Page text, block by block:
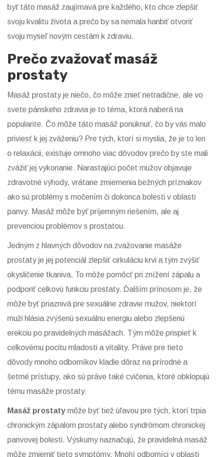
byť táto masáž zaujímavá pre každého, kto chce zlepšiť
svoju kvalitu života a prečo by sa nemala hanbiť otvoriť
svoju myseľ novým cestám k zdraviu.
Prečo zvažovať masáž
prostaty
Masáž prostaty je niečo, čo môže znieť netradične, ale vo
svete pánskeho zdravia je to téma, ktorá naberá na
popularite. Čo môže táto masáž ponúknuť, čo by vás malo
priviesť k jej zváženiu? Pre tých, ktorí si myslia, že je to len
o relaxácii, existuje omnoho viac dôvodov prečo by ste mali
zvážiť jej vykonanie. Narastajúci počet mužov objavuje
zdravotné výhody, vrátane zmiernenia bežných príznakov
ako sú problémy s močením či dokonca bolesti v oblasti
panvy. Masáž môže byť príjemným riešením, ale aj
prevenciou problémov s prostatou.
Jedným z hlavných dôvodov na zvažovanie masáže
prostaty je jej potenciál zlepšiť cirkuláciu krvi a tým zvýšiť
okysličenie tkaniva. To môže pomôcť pri znížení zápalu a
podporiť celkovú funkciu prostaty. Ďalším prínosom je, že
môže byť priaznivá pre sexuálne zdravie mužov, niektorí
muži hlásia zvýšenú sexuálnu energiu alebo zlepšenú
erekciu po pravidelných masážach. Tým môže prispieť k
celkovému pocitu mladosti a vitality. Práve pre tieto
dôvody mnoho odborníkov kladie dôraz na prírodné a
šetrné prístupy, ako sú práve také cvičenia, ktoré obklopujú
tému masáže prostaty.
Masáž prostaty môže byť tiež úľavou pre tých, ktorí trpia
chronickým zápalom prostaty alebo syndrómom chronickej
panvovej bolesti. Výskumy naznačujú, že pravidelná masáž
môže zmierniť tieto symptómy. Mnohí odborníci v oblasti